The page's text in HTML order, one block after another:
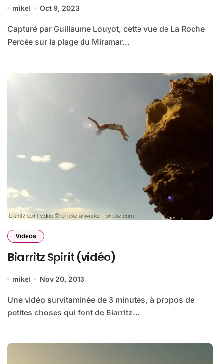
mikel Oct 9, 2023
Capturé par Guillaume Louyot, cette vue de La Roche
Percée sur la plage du Miramar...
Vidéos
Biarritz Spirit (vidéo)
mikel Nov 20, 2013
Une vidéo survitaminée de 3 minutes, à propos de
petites choses qui font de Biarritz...